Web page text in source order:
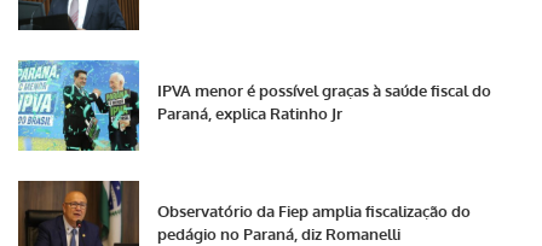
IPVA menor é possível graças à saúde fiscal do
Paraná, explica Ratinho Jr
Observatório da Fiep amplia fiscalização do
pedágio no Paraná, diz Romanelli